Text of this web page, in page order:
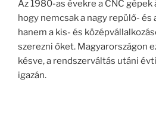
Az 1980-as évekre a CNC
hogy nemcsak a nagy repülő-
hanem a kis- és
szerezni őket. Magyarországon
késve, a rendszerváltás utáni
igazán.